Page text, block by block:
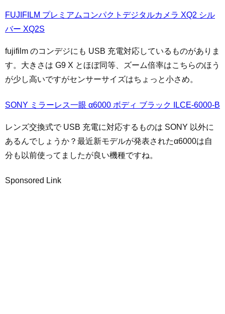
FUJIFILM プレミアムコンパクトデジタルカメラ XQ2 シル
バー XQ2S
fujifilm のコンデジにも USB 充電対応しているものがありま
す。大きさは G9 X とほぼ同等、ズーム倍率はこちらのほう
が少し高いですがセンサーサイズはちょっと小さめ。
SONY ミラーレス一眼 α6000 ボディ ブラック ILCE-6000-B
レンズ交換式で USB 充電に対応するものは SONY 以外に
あるんでしょうか？最近新モデルが発表されたα6000は自
分も以前使ってましたが良い機種ですね。
Sponsored Link